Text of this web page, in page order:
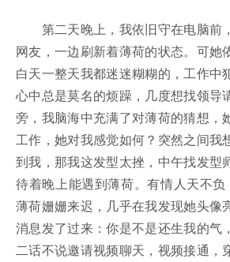
第二天晚上，我依旧守在电脑前
网友，一边刷新着薄荷的状态。可她
白天一整天我都迷迷糊糊的，工作中
心中总是莫名的烦躁，几度想找领导
旁，我脑海中充满了对薄荷的猜想，
工作，她对我感觉如何？突然之间我
到我，那我这发型太挫，中午找发型
待着晚上能遇到薄荷。有情人天不负
薄荷姗姗来迟，几乎在我发现她头像
消息发了过来：你是不是还生我的气
二话不说邀请视频聊天，视频接通，